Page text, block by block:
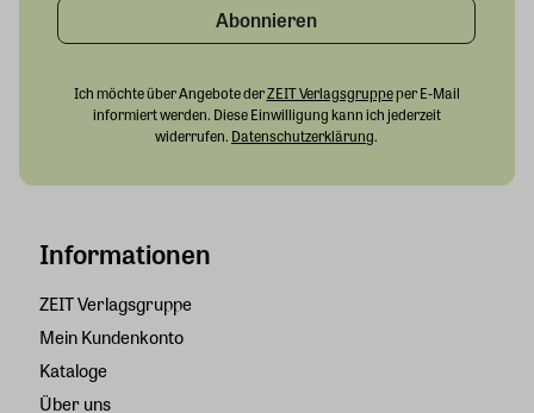
Informationen
ZEIT Verlagsgruppe
Mein Kundenkonto
Kataloge
Über uns
Abonnieren
Ich möchte über Angebote derZEIT Verlagsgruppeper E-Mail
informiert werden. Diese Einwilligung kann ich jederzeit
widerrufen. Datenschutzerklärung.